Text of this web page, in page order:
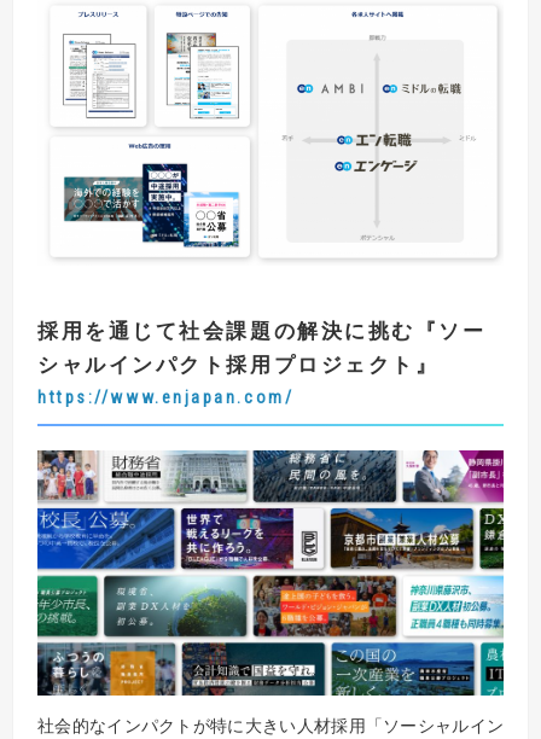
採用を通じて社会課題の解決に挑む 『 ソー
シャルインパクト採用プロジェクト 』
https://www.enjapan.com/
社会的なインパクトが特に大きい人材採用「ソーシャルイン